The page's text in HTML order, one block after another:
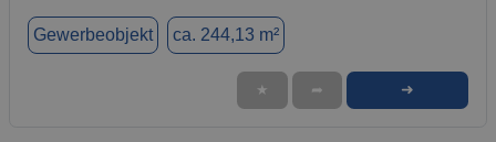
Gewerbeobjekt ca. 244,13 m²
★ ➦ ➜